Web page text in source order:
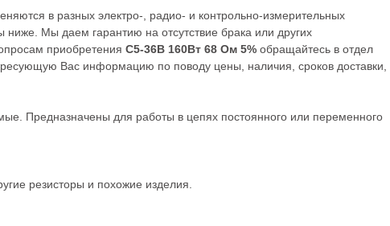
в разных электро-, радио- и контрольно-измерительных
Мы даем гарантию на отсутствие брака или других
приобретения С5-36В 160Вт 68 Ом 5% обращайтесь в отдел
Вас информацию по поводу цены, наличия, сроков доставки,
Предназначены для работы в цепях постоянного или переменного
резисторы и похожие изделия.